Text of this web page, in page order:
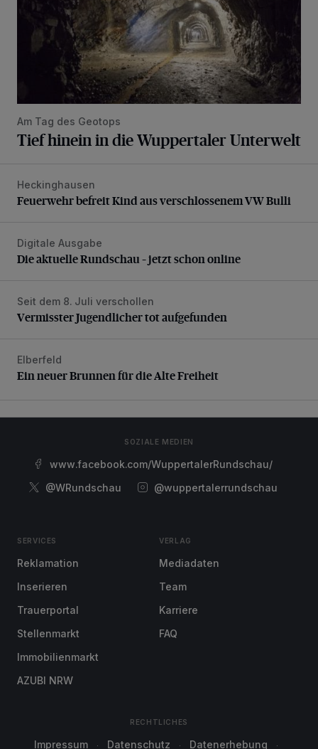
Am Tag des Geotops
Tief hinein in die Wuppertaler Unterwelt
Feuerwehr befreit Kind aus verschlossenem VW Bulli
Heckinghausen
Feuerwehr befreit Kind aus verschlossenem VW Bulli
Die aktuelle Rundschau – jetzt schon online
Digitale Ausgabe
Die aktuelle Rundschau – jetzt schon online
Vermisster Jugendlicher tot aufgefunden
Seit dem 8. Juli verschollen
Vermisster Jugendlicher tot aufgefunden
Ein neuer Brunnen für die Alte Freiheit
Elberfeld
Ein neuer Brunnen für die Alte Freiheit
SOZIALE MEDIEN
www.facebook.com/WuppertalerRundschau/
@WRundschau
@wuppertalerrundschau
SERVICES
Reklamation
Inserieren
Trauerportal
Stellenmarkt
Immobilienmarkt
AZUBI NRW
VERLAG
Mediadaten
Team
Karriere
FAQ
RECHTLICHES
Impressum Datenschutz Datenerhebung